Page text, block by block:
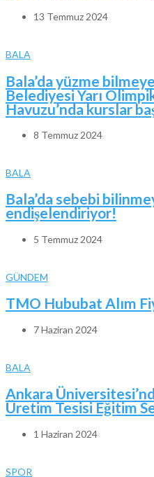
13 Temmuz 2024
BALA
Bala’da yüzme
Belediyesi Yarı
Havuzu’nda kurslar
8 Temmuz 2024
BALA
Bala’da sebebi
endişelendiriyor!
5 Temmuz 2024
GÜNDEM
TMO Hububat Alım
7 Haziran 2024
BALA
Ankara
Üretim Tesisi Eğitim
1 Haziran 2024
SPOR